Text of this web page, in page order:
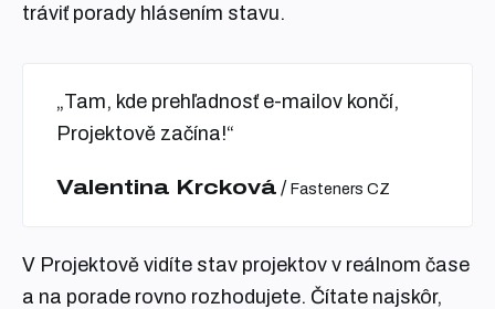
tráviť porady hlásením stavu.
„Tam, kde prehľadnosť e-mailov končí,
Projektově začína!“
Valentina Krcková / Fasteners CZ
V Projektově vidíte stav projektov v reálnom čase
a na porade rovno rozhodujete. Čítate najskôr,